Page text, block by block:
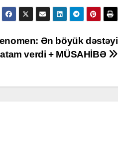
Ən böyük dəstəyi
atam verdi + MÜSAHİBƏ